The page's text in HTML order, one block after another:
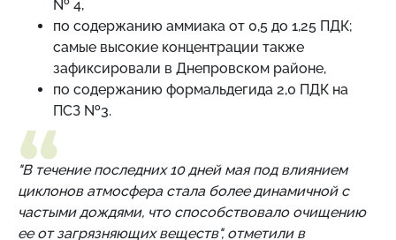
№ 4,
по содержанию аммиака от 0,5 до 1,25 ПДК;
самые высокие концентрации также
зафиксировали в Днепровском районе,
по содержанию формальдегида 2,0 ПДК на
ПСЗ №3.
"В течение последних 10 дней мая под влиянием
циклонов атмосфера стала более динамичной с
частыми дождями, что способствовало очищению
ее от загрязняющих веществ", отметили в